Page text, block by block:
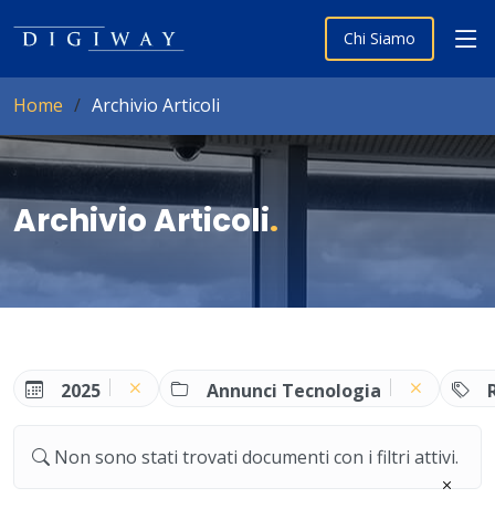
Chi Siamo
Home Archivio Articoli
Archivio Articoli.
2025 Annunci Tecnologia
Non sono stati trovati documenti con i filtri attivi.